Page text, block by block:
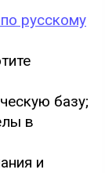
русскому
базу;
в
и